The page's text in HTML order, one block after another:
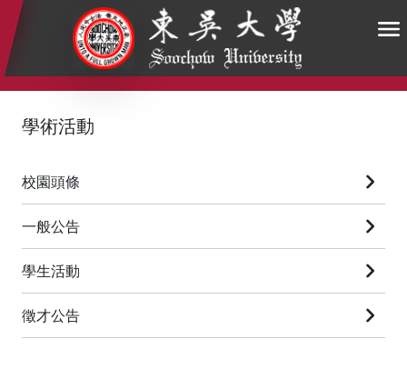
:::
學術活動
校園頭條
一般公告
學生活動
徵才公告